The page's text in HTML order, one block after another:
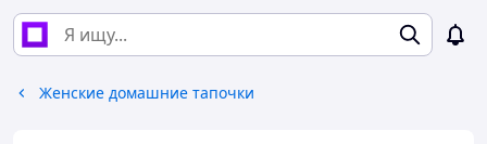
Женские домашние тапочки